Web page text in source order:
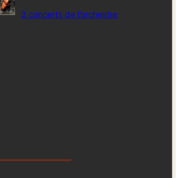
3 concerts de l’orchestre